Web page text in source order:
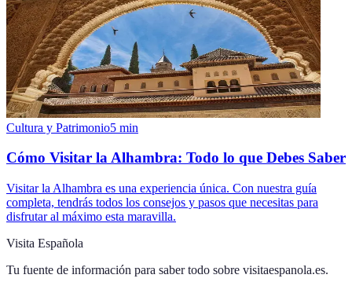
Cultura y Patrimonio5 min
Cómo Visitar la Alhambra: Todo lo que Debes Saber
Visitar la Alhambra es una experiencia única. Con nuestra guía
completa, tendrás todos los consejos y pasos que necesitas para
disfrutar al máximo esta maravilla.
Visita Española
Tu fuente de información para saber todo sobre visitaespanola.es.